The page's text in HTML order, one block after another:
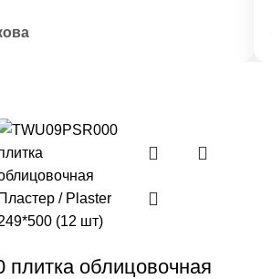
плитка облицовочная